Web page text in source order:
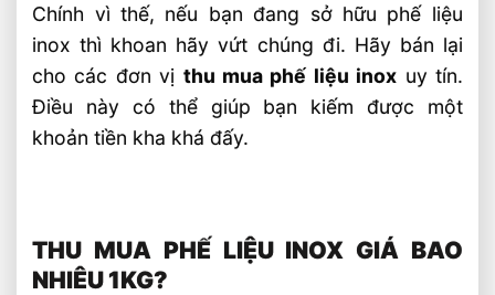
Chính vì thế, nếu bạn đang sở hữu phế liệu
inox thì khoan hãy vứt chúng đi. Hãy bán lại
cho các đơn vị thu mua phế liệu inox uy tín.
Điều này có thể giúp bạn kiếm được một
khoản tiền kha khá đấy.
THU MUA PHẾ LIỆU INOX GIÁ BAO
NHIÊU 1KG?